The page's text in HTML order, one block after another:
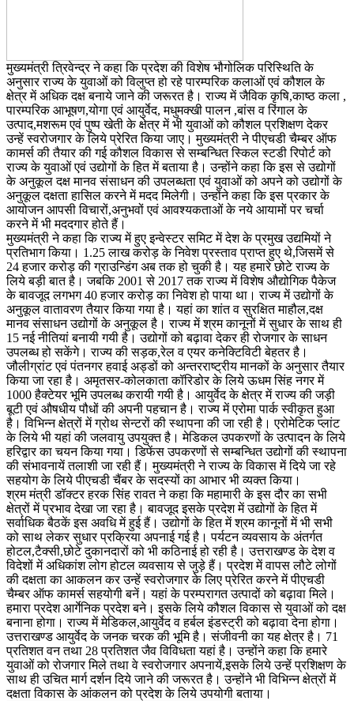
मुख्यमंत्री त्रिवेन्द्र ने कहा कि प्रदेश की विशेष भौगोलिक परिस्थिति के
अनुसार राज्य के युवाओं को विलुप्त हो रहे पारम्परिक कलाओं एवं कौशल के
क्षेत्र में अधिक दक्ष बनाये जाने की जरूरत है। राज्य में जैविक कृषि,काष्ठ कला ,
पारम्परिक आभूषण,योगा एवं आयुर्वेद, मधुमक्खी पालन ,बांस व रिंगाल के
उत्पाद,मशरूम एवं पुष्प खेती के क्षेत्र में भी युवाओं को कौशल प्रशिक्षण देकर
उन्हें स्वरोजगार के लिये प्रेरित किया जाए। मुख्यमंत्री ने पीएचडी चैम्बर ऑफ
कामर्स की तैयार की गई कौशल विकास से सम्बन्धित स्किल स्टडी रिपोर्ट को
राज्य के युवाओं एवं उद्योगों के हित में बताया है। उन्होंने कहा कि इस से उद्योगों
के अनुकूल दक्ष मानव संसाधन की उपलब्धता एवं युवाओं को अपने को उद्योगों के
अनुकूल दक्षता हासिल करने में मदद मिलेगी। उन्होंने कहा कि इस प्रकार के
आयोजन आपसी विचारों,अनुभवों एवं आवश्यकताओं के नये आयामों पर चर्चा
करने में भी मददगार होते हैं।
मुख्यमंत्री ने कहा कि राज्य में हुए इन्वेस्टर समिट में देश के प्रमुख उद्यमियों ने
प्रतिभाग किया। 1.25 लाख करोड़ के निवेश प्रस्ताव प्राप्त हुए थे,जिसमें से
24 हजार करोड़ की ग्राउन्डिंग अब तक हो चुकी है। यह हमारे छोटे राज्य के
लिये बड़ी बात है। जबकि 2001 से 2017 तक राज्य में विशेष औद्योगिक पैकेज
के बावजूद लगभग 40 हजार करोड़ का निवेश हो पाया था। राज्य में उद्योगों के
अनुकूल वातावरण तैयार किया गया है। यहां का शांत व सुरक्षित माहौल,दक्ष
मानव संसाधन उद्योगों के अनुकूल है। राज्य में श्रम कानूनों में सुधार के साथ ही
15 नई नीतियां बनायी गयी है। उद्योगों को बढ़ावा देकर ही रोजगार के साधन
उपलब्ध हो सकेंगे। राज्य की सड़क,रेल व एयर कनेक्टिविटी बेहतर है।
जौलीग्रांट एवं पंतनगर हवाई अड्डों को अन्तरराष्ट्रीय मानकों के अनुसार तैयार
किया जा रहा है। अमृतसर-कोलकाता कॉरिडोर के लिये ऊधम सिंह नगर में
1000 हैक्टेयर भूमि उपलब्ध करायी गयी है। आयुर्वेद के क्षेत्र में राज्य की जड़ी
बूटी एवं औषधीय पौधों की अपनी पहचान है। राज्य में एरोमा पार्क स्वीकृत हुआ
है। विभिन्न क्षेत्रों में ग्रोथ सेन्टरों की स्थापना की जा रही है। एरोमेटिक प्लांट
के लिये भी यहां की जलवायु उपयुक्त है। मेडिकल उपकरणों के उत्पादन के लिये
हरिद्वार का चयन किया गया। डिफेंस उपकरणों से सम्बन्धित उद्योगों की स्थापना
की संभावनायें तलाशी जा रही हैं। मुख्यमंत्री ने राज्य के विकास में दिये जा रहे
सहयोग के लिये पीएचडी चैंबर के सदस्यों का आभार भी व्यक्त किया।
श्रम मंत्री डॉक्टर हरक सिंह रावत ने कहा कि महामारी के इस दौर का सभी
क्षेत्रों में प्रभाव देखा जा रहा है। बावजूद इसके प्रदेश में उद्योगों के हित में
सर्वाधिक बैठकें इस अवधि में हुई हैं। उद्योगों के हित में श्रम कानूनों में भी सभी
को साथ लेकर सुधार प्रक्रिया अपनाई गई है। पर्यटन व्यवसाय के अंतर्गत
होटल,टैक्सी,छोटे दुकानदारों को भी कठिनाई हो रही है। उत्तराखण्ड के देश व
विदेशों में अधिकांश लोग होटल व्यवसाय से जुड़े हैं। प्रदेश में वापस लौटे लोगों
की दक्षता का आकलन कर उन्हें स्वरोजगार के लिए प्रेरित करने में पीएचडी
चैम्बर ऑफ कामर्स सहयोगी बनें। यहां के परम्परागत उत्पादों को बढ़ावा मिले।
हमारा प्रदेश आर्गेनिक प्रदेश बने। इसके लिये कौशल विकास से युवाओं को दक्ष
बनाना होगा। राज्य में मेडिकल,आयुर्वेद व हर्बल इंडस्ट्री को बढ़ावा देना होगा।
उत्तराखण्ड आयुर्वेद के जनक चरक की भूमि है। संजीवनी का यह क्षेत्र है। 71
प्रतिशत वन तथा 28 प्रतिशत जैव विविधता यहां है। उन्होंने कहा कि हमारे
युवाओं को रोजगार मिले तथा वे स्वरोजगार अपनायें,इसके लिये उन्हें प्रशिक्षण के
साथ ही उचित मार्ग दर्शन दिये जाने की जरूरत है। उन्होंने भी विभिन्न क्षेत्रों में
दक्षता विकास के आंकलन को प्रदेश के लिये उपयोगी बताया।